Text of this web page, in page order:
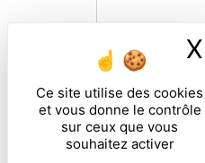
Ce site utilise des cookies
et vous donne le contrôle
sur ceux que vous
souhaitez activer
X
Combien font